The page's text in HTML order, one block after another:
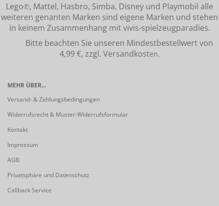
Lego℗, Mattel, Hasbro, Simba, Disney und Playmobil alle
weiteren genanten Marken sind eigene Marken und stehen
in keinem Zusammenhang mit vivis-spielzeugparadies.
Bitte beachten Sie unseren Mindestbestellwert von
4,99 €, zzgl. Versandkosten.
MEHR ÜBER...
Versand- & Zahlungsbedingungen
Widerrufsrecht & Muster-Widerrufsformular
Kontakt
Impressum
AGB
Privatsphäre und Datenschutz
Callback Service